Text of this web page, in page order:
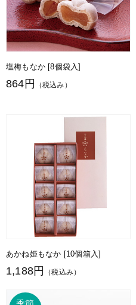
塩梅もなか [8個袋入]
864円 （税込み）
あかね姫もなか [10個箱入]
1,188円 （税込み）